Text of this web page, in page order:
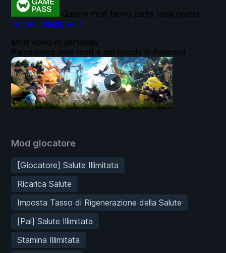
Mod giocatore
[Giocatore] Salute Illimitata
Ricarica Salute
Imposta Tasso di Rigenerazione della Salute
[Pal] Salute Illimitata
Stamina Illimitata
Mod video di gameplay
Panoramica delle mod e dei trucchi di Palworld
Queste mod fanno parte della nostra
:nome collezione → .